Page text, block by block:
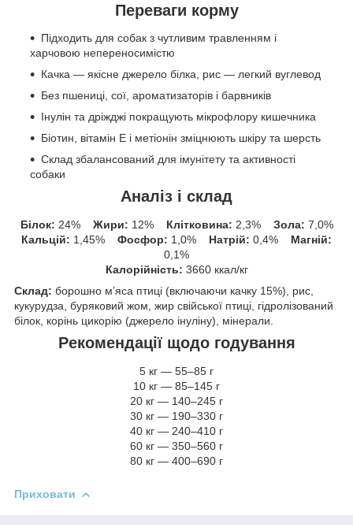
Переваги корму
Підходить для собак з чутливим травленням і
харчовою непереносимістю
Качка — якісне джерело білка, рис — легкий вуглевод
Без пшениці, сої, ароматизаторів і барвників
Інулін та дріжджі покращують мікрофлору кишечника
Біотин, вітамін E і метіонін зміцнюють шкіру та шерсть
Склад збалансований для імунітету та активності
собаки
Аналіз і склад
Білок: 24% Жири: 12% Клітковина: 2,3% Зола: 7,0%
Кальцій: 1,45% Фосфор: 1,0% Натрій: 0,4% Магній:
0,1%
Калорійність: 3660 ккал/кг
Склад: борошно м’яса птиці (включаючи качку 15%), рис,
кукурудза, буряковий жом, жир свійської птиці, гідролізований
білок, корінь цикорію (джерело інуліну), мінерали.
Рекомендації щодо годування
5 кг — 55–85 г
10 кг — 85–145 г
20 кг — 140–245 г
30 кг — 190–330 г
40 кг — 240–410 г
60 кг — 350–560 г
80 кг — 400–690 г
Приховати